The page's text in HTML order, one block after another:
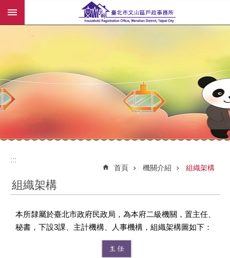
跳到主要內容區塊
:::
:::
首頁 機關介紹 組織架構
組織架構
本所隸屬於臺北市政府民政局，為本府二級機關，置主任、
秘書，下設3課、主計機構、人事機構，組織架構圖如下：